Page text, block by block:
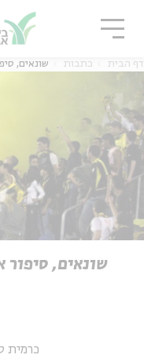
דף הבית כתבות שונאים,
שונאים,
כרמית
סגור